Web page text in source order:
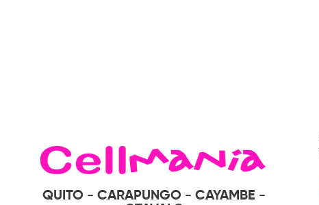
QUITO - CARAPUNGO - CAYAMBE -